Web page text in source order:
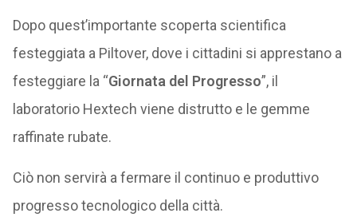
Dopo quest’importante scoperta scientifica
festeggiata a Piltover, dove i cittadini si apprestano a
festeggiare la “Giornata del Progresso”, il
laboratorio Hextech viene distrutto e le gemme
raffinate rubate.
Ciò non servirà a fermare il continuo e produttivo
progresso tecnologico della città.